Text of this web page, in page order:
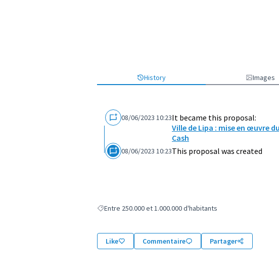
History Images
08/06/2023 10:23It became this proposal:
Ville de Lipa : mise en œuvre
Cash
08/06/2023 10:23This proposal was created
Filter results for: Entre 250.000 et 1.000.000 d'habitants
Entre 250.000 et 1.000.000 d'habitants
Like Commentaire Partager